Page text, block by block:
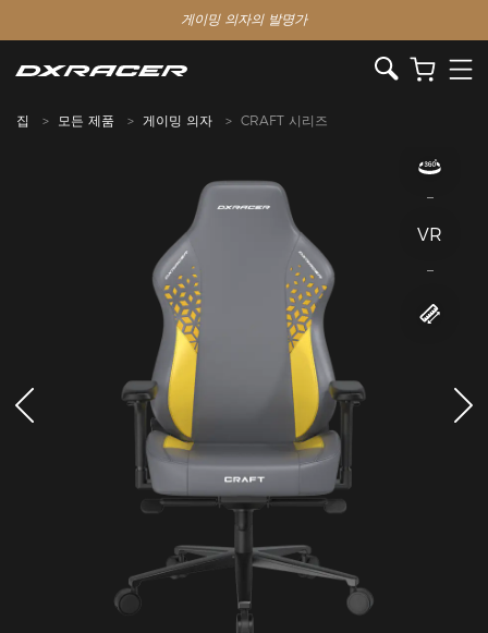
게이밍 의자의 발명가
집 모든 제품 게이밍 의자 CRAFT 시리즈
VR